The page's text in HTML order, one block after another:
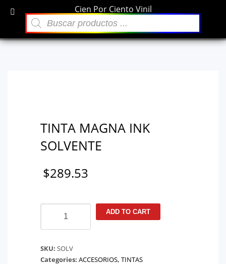
Archivos
TINTA MAGNA INK SOLVENTE
TINTA MAGNA INK
SOLVENTE
$289.53
MAGNA
INK
quantity
ADD TO CART
SKU: SOLV
Categories: ACCESORIOS, TINTAS
Cien Por Ciento Vinil
Búsqueda
de
productos